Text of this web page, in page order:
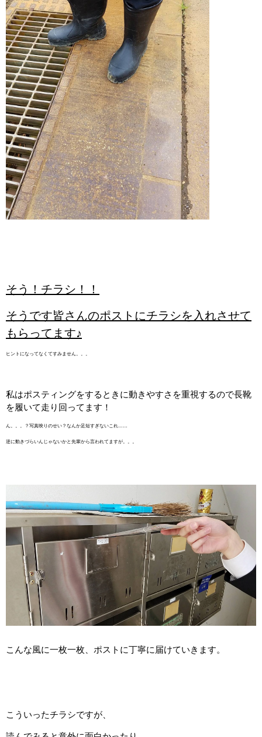
そう！チラシ！！
そうです皆さんのポストにチラシを入れさせて
もらってます♪
ヒントになってなくてすみません。。。
私はポスティングをするときに動きやすさを重視するので長靴
を履いて走り回ってます！
ん。。。？写真映りのせい？なんか足短すぎないこれ……
逆に動きづらいんじゃないかと先輩から言われてますが。。。
こんな風に一枚一枚、ポストに丁寧に届けていきます。
こういったチラシですが、